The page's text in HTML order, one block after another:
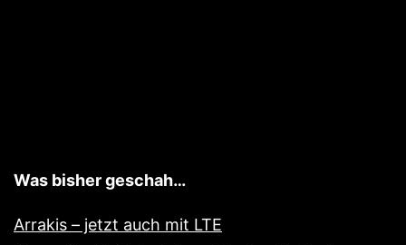
Was bisher geschah…
Arrakis – jetzt auch mit LTE